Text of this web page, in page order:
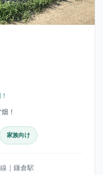
！
家族向け
｜鎌倉駅